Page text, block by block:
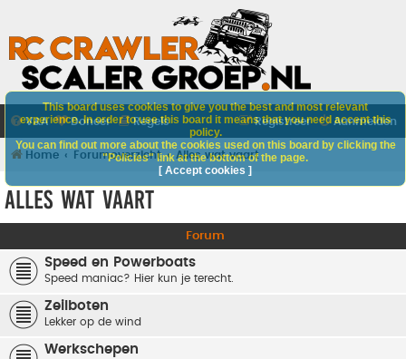
V&A Doneer Regels Aanmelden
Registreer
Home Forumoverzicht Alles wat vaart
Alles wat vaart
Forum
Speed en Powerboats
Speed maniac? Hier kun je terecht.
Zeilboten
Lekker op de wind
Werkschepen
This board uses cookies to give you the best and most relevant
experience. In order to use this board it means that you need accept this
policy.
You can find out more about the cookies used on this board by clicking the
"Policies" link at the bottom of the page.
[ Accept cookies ]